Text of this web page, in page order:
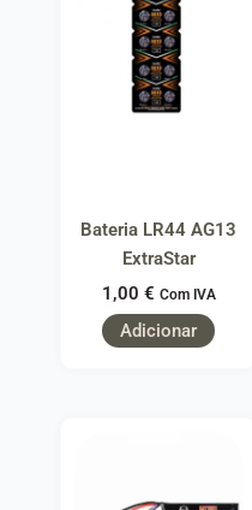
Bateria LR44 AG13
ExtraStar
1,00 € Com IVA
Adicionar